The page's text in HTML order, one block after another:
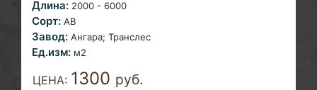
Длина: 2000 - 6000
Сорт: AB
Завод: Ангара; Транслес
Ед.изм: м2
ЦЕНА: 1300 руб.